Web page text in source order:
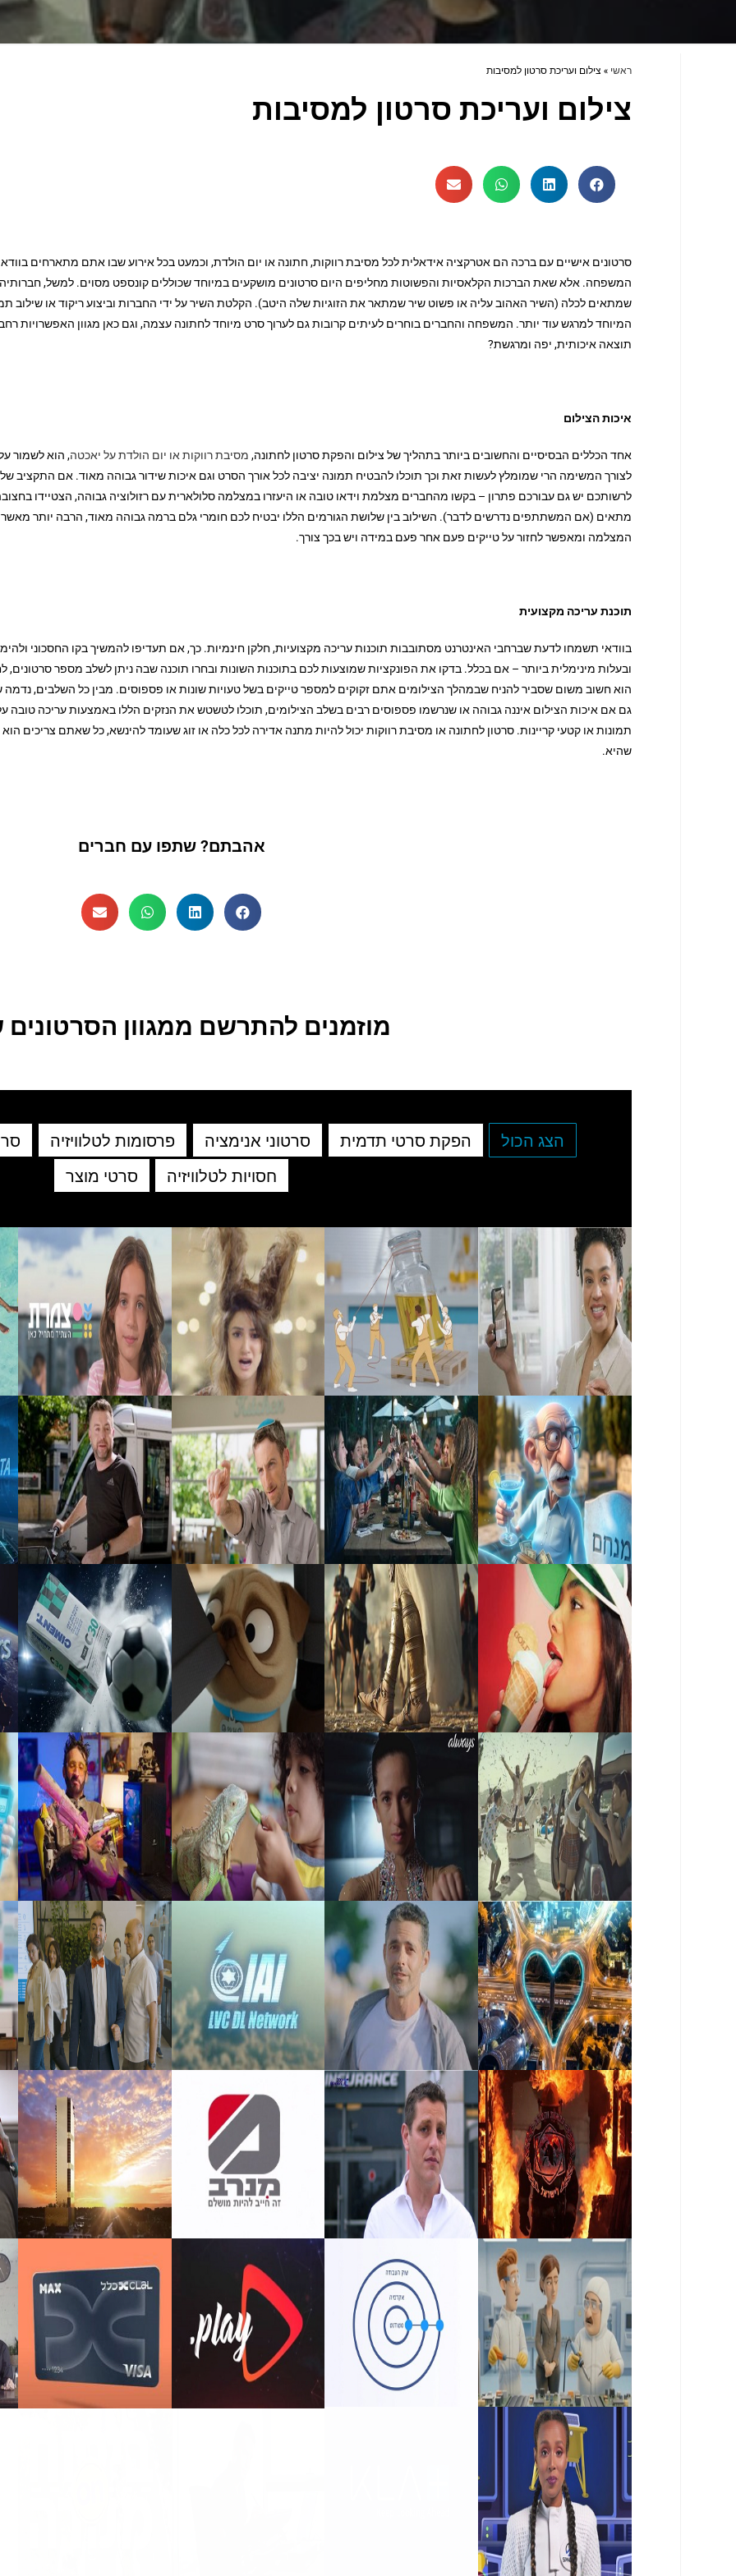
ראשי » צילום ועריכת סרטון למסיבות
צילום ועריכת סרטון למסיבות
סרטונים אישיים עם ברכה הם אטרקציה אידאלית לכל מסיבת רווקות, חתונה או יום הולדת, וכמעט בכל אירוע שבו אתם מתארחים
המשפחה. אלא שאת הברכות הקלאסיות והפשוטות מחליפים היום סרטונים מושקעים במיוחד שכוללים קונספט מסוים. למשל,
שמתאים לכלה (השיר האהוב עליה או פשוט שיר שמתאר את הזוגיות שלה היטב). הקלטת השיר על ידי החברות וביצוע ריקוד או שילוב
המיוחד למרגש עוד יותר. המשפחה והחברים בוחרים לעיתים קרובות גם לערוך סרט מיוחד לחתונה עצמה, וגם כאן מגוון האפשרויות
תוצאה איכותית, יפה ומרגשת?
איכות הצילום
אחד הכללים הבסיסיים והחשובים ביותר בתהליך של צילום והפקת סרטון לחתונה, מסיבת רווקות או יום הולדת על יאכטה, הוא לשמור
לצורך המשימה הרי שמומלץ לעשות זאת וכך תוכלו להבטיח תמונה יציבה לכל אורך הסרט וגם איכות שידור גבוהה מאוד. אם
לרשותכם יש גם עבורכם פתרון – בקשו מהחברים מצלמת וידאו טובה או היעזרו במצלמה סלולארית עם רזולוציה גבוהה, הצטיידו
מתאים (אם המשתתפים נדרשים לדבר). השילוב בין שלושת הגורמים הללו יבטיח לכם חומרי גלם ברמה גבוהה מאוד, הרבה יותר מאשר
המצלמה ומאפשר לחזור על טייקים פעם אחר פעם במידה ויש בכך צורך.
תוכנת עריכה מקצועית
בוודאי תשמחו לדעת שברחבי האינטרנט מסתובבות תוכנות עריכה מקצועיות, חלקן חינמיות. כך, אם תעדיפו להמשיך בקו החסכוני
ובעלות מינימלית ביותר – אם בכלל. בדקו את הפונקציות שמוצעות לכם בתוכנות השונות ובחרו תוכנה שבה ניתן לשלב מספר סרטונים,
הוא חשוב משום שסביר להניח שבמהלך הצילומים אתם זקוקים למספר טייקים בשל טעויות שונות או פספוסים. מבין כל השלבים,
גם אם איכות הצילום איננה גבוהה או שנרשמו פספוסים רבים בשלב הצילומים, תוכלו לטשטש את הנזקים הללו באמצעות עריכה טובה
תמונות או קטעי קריינות. סרטון לחתונה או מסיבת רווקות יכול להיות מתנה אדירה לכל כלה או זוג שעומד להינשא, כל שאתם
שהיא.
אהבתם? שתפו עם חברים
מוזמנים להתרשם ממגוון הסרטונים
הצג הכול הפקת סרטי תדמית סרטוני אנימציה פרסומות לטלוויזיה
חסויות לטלוויזיה
סרטי מוצר